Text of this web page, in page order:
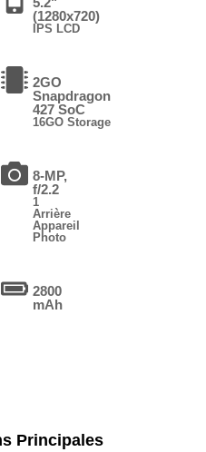
(1280x720)
IPS LCD
2GO
Snapdragon
427 SoC
16GO Storage
8-MP,
f/2.2
1
Arrière
Appareil
Photo
2800
mAh
Principales